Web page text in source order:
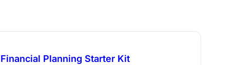
Financial Planning Starter Kit